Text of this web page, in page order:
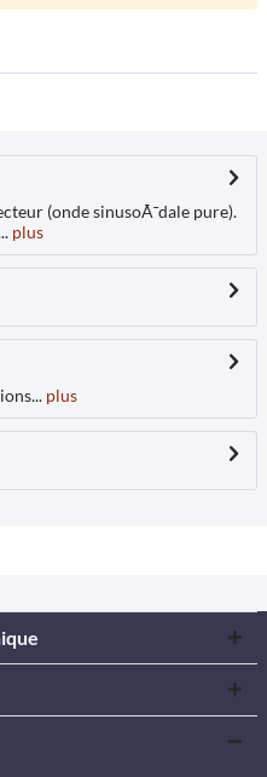
(onde sinusoÃ¯dale pure).
plus
plus